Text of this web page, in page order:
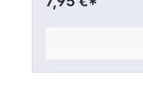
Abwischen von